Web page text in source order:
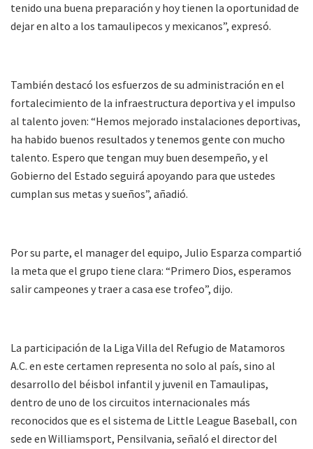
tenido una buena preparación y hoy tienen la oportunidad de
dejar en alto a los tamaulipecos y mexicanos”, expresó.
También destacó los esfuerzos de su administración en el
fortalecimiento de la infraestructura deportiva y el impulso
al talento joven: “Hemos mejorado instalaciones deportivas,
ha habido buenos resultados y tenemos gente con mucho
talento. Espero que tengan muy buen desempeño, y el
Gobierno del Estado seguirá apoyando para que ustedes
cumplan sus metas y sueños”, añadió.
Por su parte, el manager del equipo, Julio Esparza compartió
la meta que el grupo tiene clara: “Primero Dios, esperamos
salir campeones y traer a casa ese trofeo”, dijo.
La participación de la Liga Villa del Refugio de Matamoros
A.C. en este certamen representa no solo al país, sino al
desarrollo del béisbol infantil y juvenil en Tamaulipas,
dentro de uno de los circuitos internacionales más
reconocidos que es el sistema de Little League Baseball, con
sede en Williamsport, Pensilvania, señaló el director del